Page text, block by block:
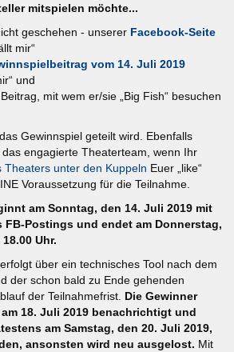
mitspielen möchte...
geschehen - unserer Facebook-Seite
mir“
vom 14. Juli 2019
und
mit wem er/sie „Big Fish“ besuchen
Gewinnspiel geteilt wird. Ebenfalls
engagierte Theaterteam, wenn Ihr
Theaters unter den Kuppeln Euer „like“
Voraussetzung für die Teilnahme.
am Sonntag, den 14. Juli 2019 mit
Postings und endet am Donnerstag,
Uhr.
über ein technisches Tool nach dem
der schon bald zu Ende gehenden
der Teilnahmefrist. Die Gewinner
18. Juli 2019 benachrichtigt und
am Samstag, den 20. Juli 2019,
ansonsten wird neu ausgelost. Mit